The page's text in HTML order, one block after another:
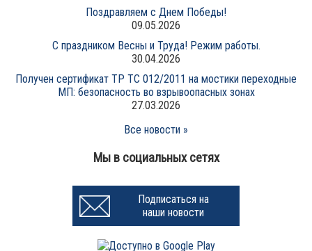
Поздравляем с Днем Победы!
09.05.2026
С праздником Весны и Труда! Режим работы.
30.04.2026
Получен сертификат ТР ТС 012/2011 на мостики переходные
МП: безопасность во взрывоопасных зонах
27.03.2026
Все новости »
Мы в социальных сетях
Подписаться на
наши новости